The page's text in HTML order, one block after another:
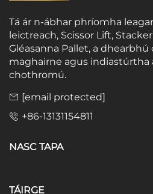
Tá ár n-ábhar phríomha
leictreach, Scissor Lift,
Gléasanna Pallet, a
maghairne agus indiastúrtha
chothromú.
[email protected]
+86-13131154811
NASC TAPA
TÁIRGE